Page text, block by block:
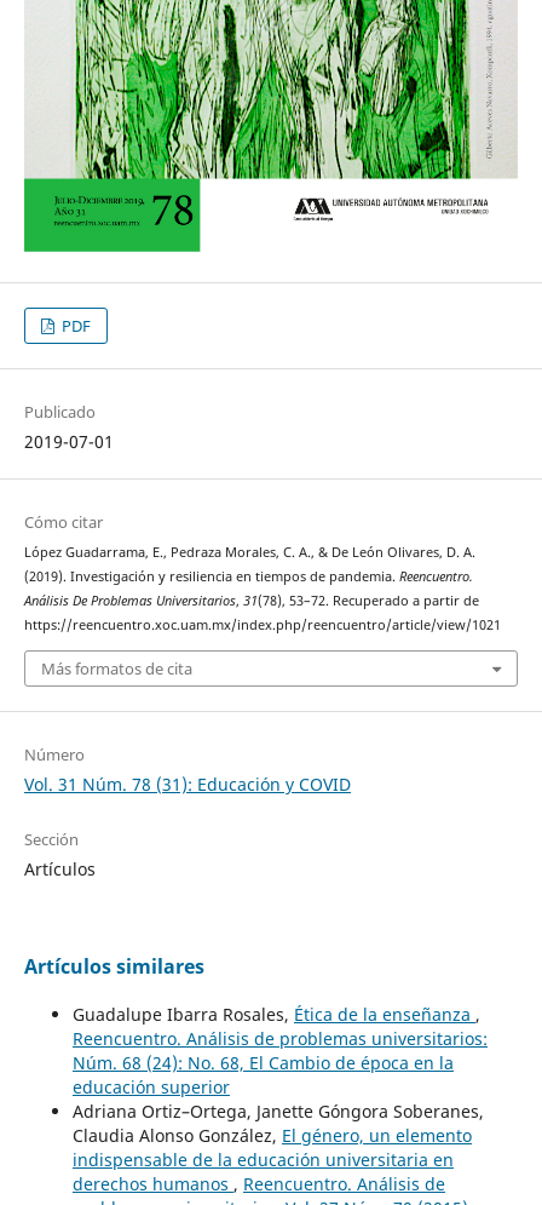
PDF
Publicado
2019-07-01
Cómo citar
López Guadarrama, E., Pedraza Morales, C. A., & De León Olivares, D. A.
(2019). Investigación y resiliencia en tiempos de pandemia. Reencuentro.
Análisis De Problemas Universitarios, 31(78), 53–72. Recuperado a partir de
https://reencuentro.xoc.uam.mx/index.php/reencuentro/article/view/1021
Más formatos de cita
Número
Vol. 31 Núm. 78 (31): Educación y COVID
Sección
Artículos
Artículos similares
Guadalupe Ibarra Rosales, Ética de la enseñanza ,
Reencuentro. Análisis de problemas universitarios:
Núm. 68 (24): No. 68, El Cambio de época en la
educación superior
Adriana Ortiz–Ortega, Janette Góngora Soberanes,
Claudia Alonso González, El género, un elemento
indispensable de la educación universitaria en
derechos humanos , Reencuentro. Análisis de